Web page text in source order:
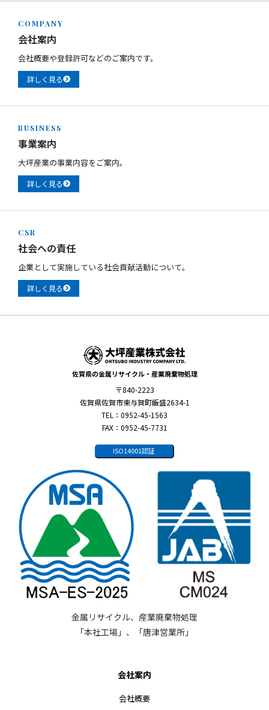
COMPANY
会社案内
会社概要や登録許可などのご案内です。
詳しく見る
BUSINESS
事業案内
大坪産業の事業内容をご案内。
詳しく見る
CSR
社会への責任
企業として実施している社会貢献活動について。
詳しく見る
佐賀県の金属リサイクル・産業廃棄物処理
〒840-2223
佐賀県佐賀市東与賀町飯盛2634-1
TEL：0952-45-1563
FAX：0952-45-7731
ISO14001認証
金属リサイクル、産業廃棄物処理
「本社工場」、「唐津営業所」
会社案内
会社概要